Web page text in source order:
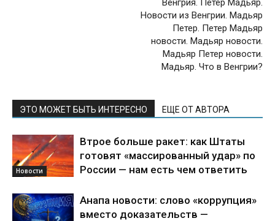
Венгрия. Петер Мадьяр.
Новости из Венгрии. Мадьяр
Петер. Петер Мадьяр
новости. Мадьяр новости.
Мадьяр Петер новости.
Мадьяр. Что в Венгрии?
ЭТО МОЖЕТ БЫТЬ ИНТЕРЕСНО ЕЩЕ ОТ АВТОРА
Новости
Втрое больше ракет: как Штаты
готовят «массированный удар» по
России — нам есть чем ответить
Анапа новости: слово «коррупция»
вместо доказательств —